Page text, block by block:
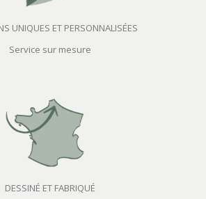
UNIQUES ET PERSONNALISÉES
Service sur mesure
DESSINÉ ET FABRIQUÉ